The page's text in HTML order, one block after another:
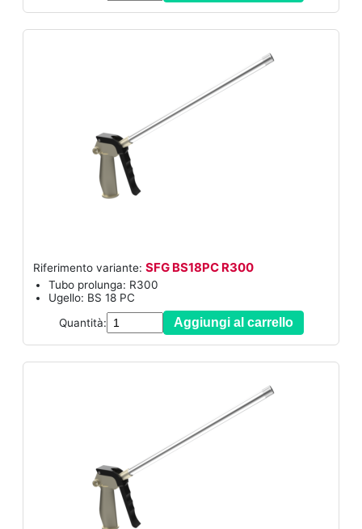
Riferimento variante: SFG BS18PC R300
Tubo prolunga: R300
Ugello: BS 18 PC
Quantità:
Aggiungi al carrello